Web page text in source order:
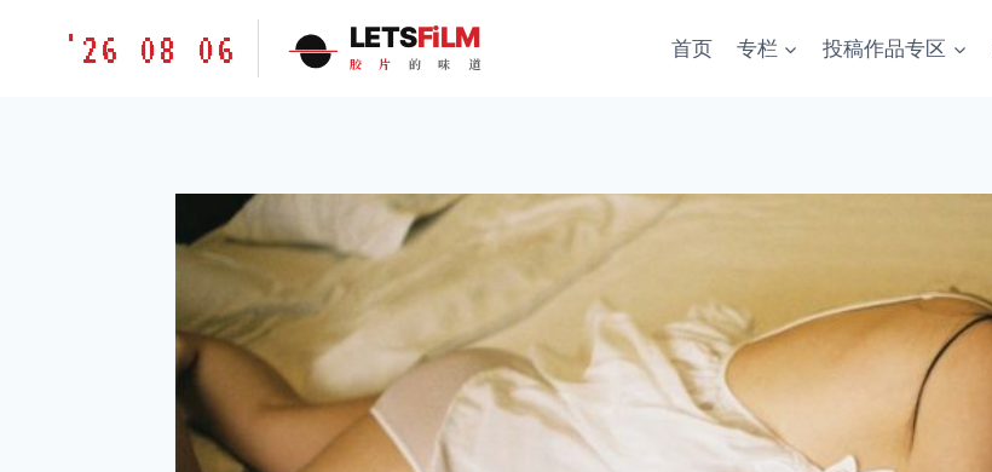
胶'26 08 06 LETSFiLM
胶 片 的 味 道
首页 专栏 投稿作品专区